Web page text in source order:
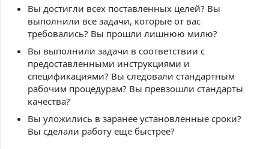
Вы достигли всех поставленных целей? Вы
выполнили все задачи, которые от вас
требовались? Вы прошли лишнюю милю?
Вы выполнили задачи в соответствии с
предоставленными инструкциями и
спецификациями? Вы следовали стандартным
рабочим процедурам? Вы превзошли стандарты
качества?
Вы уложились в заранее установленные сроки?
Вы сделали работу еще быстрее?